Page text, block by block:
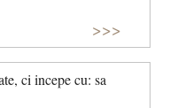
>>>
ci incepe cu: sa